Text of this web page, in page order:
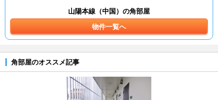
山陽本線（中国）の角部屋
物件一覧へ
角部屋のオススメ記事